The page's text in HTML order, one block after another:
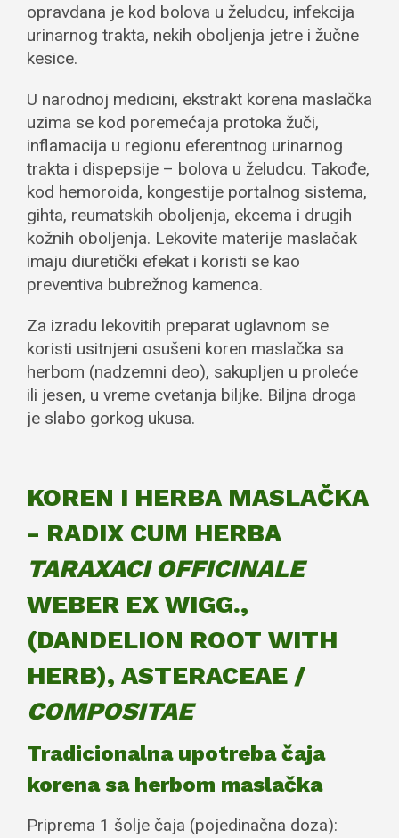
opravdana je kod bolova u želudcu, infekcija
urinarnog trakta, nekih oboljenja jetre i žučne
kesice.
U narodnoj medicini, ekstrakt korena maslačka
uzima se kod poremećaja protoka žuči,
inflamacija u regionu eferentnog urinarnog
trakta i dispepsije – bolova u želudcu. Takođe,
kod hemoroida, kongestije portalnog sistema,
gihta, reumatskih oboljenja, ekcema i drugih
kožnih oboljenja. Lekovite materije maslačak
imaju diuretički efekat i koristi se kao
preventiva bubrežnog kamenca.
Za izradu lekovitih preparat uglavnom se
koristi usitnjeni osušeni koren maslačka sa
herbom (nadzemni deo), sakupljen u proleće
ili jesen, u vreme cvetanja biljke. Biljna droga
je slabo gorkog ukusa.
KOREN I HERBA MASLAČKA
- RADIX CUM HERBA
TARAXACI OFFICINALE
WEBER EX WIGG.,
(DANDELION ROOT WITH
HERB), ASTERACEAE /
COMPOSITAE
Tradicionalna upotreba čaja
korena sa herbom maslačka
Priprema 1 šolje čaja (pojedinačna doza):